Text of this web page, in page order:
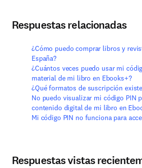
Respuestas relacionadas
¿Cómo puedo comprar libros y
España?
¿Cuántos veces puedo usar mi
material de mi libro en Ebooks+?
¿Qué formatos de suscripción
No puedo visualizar mi código PIN
contenido digital de mi libro en
Mi código PIN no funciona para
Respuestas vistas